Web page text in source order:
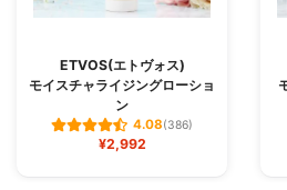
ETVOS(エトヴォス)
モイスチャライジングローショ
ン
4.08(386)
¥2,992